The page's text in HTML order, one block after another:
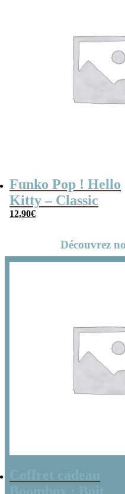
Funko Pop ! Hello
Kitty – Classic
12,90€
Découvrez